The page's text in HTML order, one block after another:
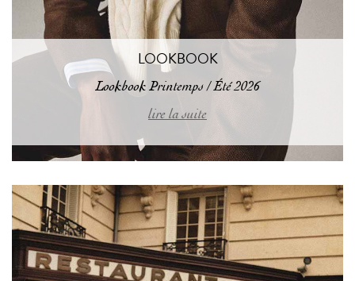
LOOKBOOK
Lookbook Printemps / Été 2026
lire la suite